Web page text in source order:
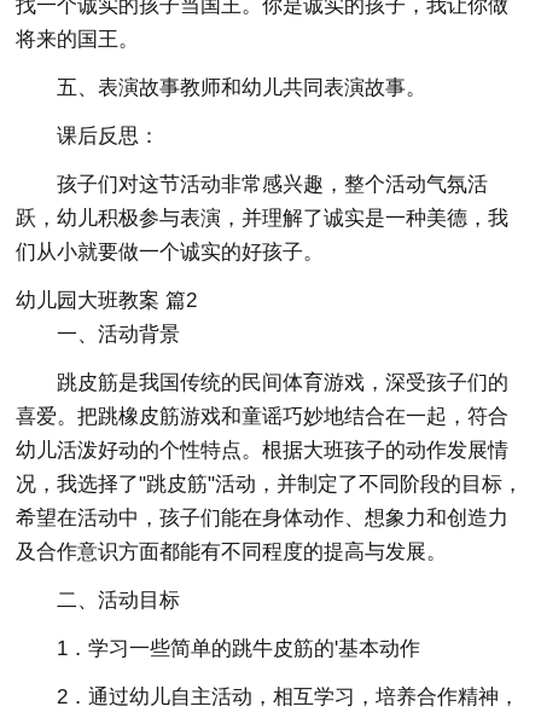
找一个诚实的孩子当国王。你是诚实的孩子，我让你做
将来的国王。
五、表演故事教师和幼儿共同表演故事。
课后反思：
孩子们对这节活动非常感兴趣，整个活动气氛活
跃，幼儿积极参与表演，并理解了诚实是一种美德，我
们从小就要做一个诚实的好孩子。
幼儿园大班教案 篇2
一、活动背景
跳皮筋是我国传统的民间体育游戏，深受孩子们的
喜爱。把跳橡皮筋游戏和童谣巧妙地结合在一起，符合
幼儿活泼好动的个性特点。根据大班孩子的动作发展情
况，我选择了"跳皮筋"活动，并制定了不同阶段的目标，
希望在活动中，孩子们能在身体动作、想象力和创造力
及合作意识方面都能有不同程度的提高与发展。
二、活动目标
1．学习一些简单的跳牛皮筋的'基本动作
2．通过幼儿自主活动，相互学习，培养合作精神，